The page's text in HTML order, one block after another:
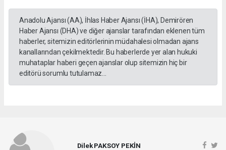
Anadolu Ajansı (AA), İhlas Haber Ajansı (İHA), Demirören
Haber Ajansı (DHA) ve diğer ajanslar tarafından eklenen tüm
haberler, sitemizin editörlerinin müdahalesi olmadan ajans
kanallarından çekilmektedir. Bu haberlerde yer alan hukuki
muhataplar haberi geçen ajanslar olup sitemizin hiç bir
editörü sorumlu tutulamaz...
Dilek PAKSOY PEKİN